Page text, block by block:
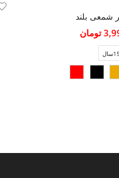
شمعی بلند